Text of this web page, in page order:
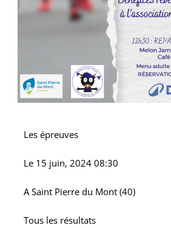
Les épreuves
Le 15 juin, 2024 08:30
ASaint Pierre du Mont (40)
Tous les résultats